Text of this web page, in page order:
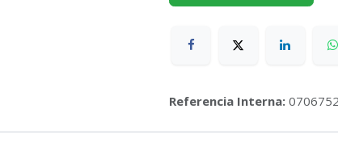
Referencia Interna: